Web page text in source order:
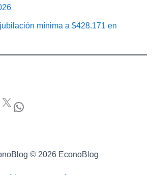
mínima a $428.171 en
X WhatsApp
© 2026 EconoBlog